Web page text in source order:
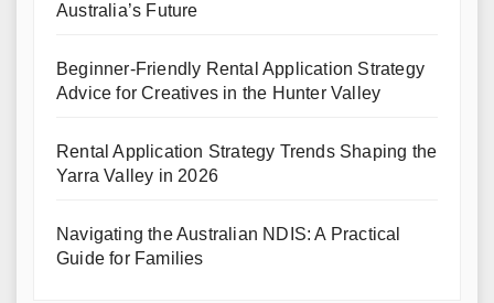
Australia’s Future
Beginner-Friendly Rental Application Strategy
Advice for Creatives in the Hunter Valley
Rental Application Strategy Trends Shaping the
Yarra Valley in 2026
Navigating the Australian NDIS: A Practical
Guide for Families